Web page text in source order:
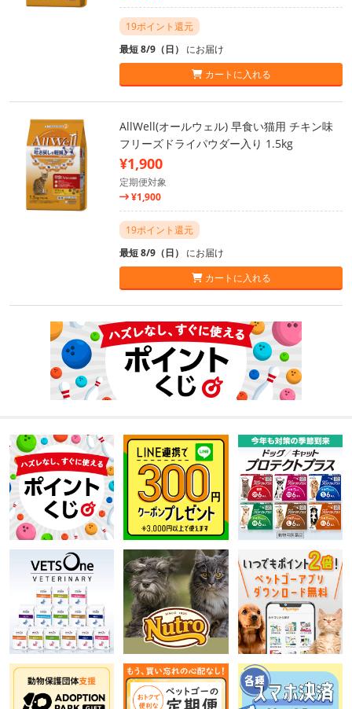
19ポイント還元
最短 8/9（日） にお届け
カートに入れる
AllWell(オールウェル) 早食い猫用 チキン味
フリーズドライパウダー入り 1.5kg
¥1,900
定期便対象
¥1,900
19ポイント還元
最短 8/9（日） にお届け
カートに入れる